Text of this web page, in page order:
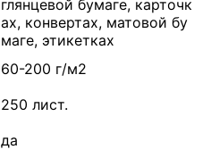
глянцевой бумаге, карточк
ах, конвертах, матовой бу
маге, этикетках
60-200 г/м2
250 лист.
да